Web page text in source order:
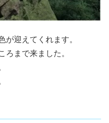
が迎えてくれます。
ろまで来ました。